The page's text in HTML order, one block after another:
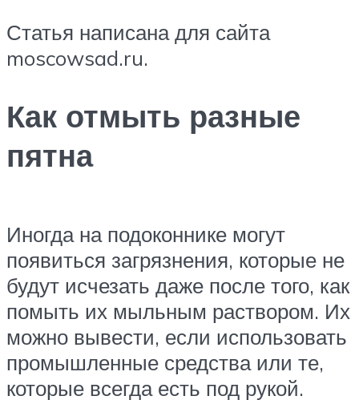
Статья написана для сайта
moscowsad.ru.
Как отмыть разные
пятна
Иногда на подоконнике могут
появиться загрязнения, которые не
будут исчезать даже после того, как
помыть их мыльным раствором. Их
можно вывести, если использовать
промышленные средства или те,
которые всегда есть под рукой.